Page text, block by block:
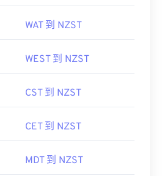
WAT 到 NZST
WEST 到 NZST
CST 到 NZST
CET 到 NZST
MDT 到 NZST